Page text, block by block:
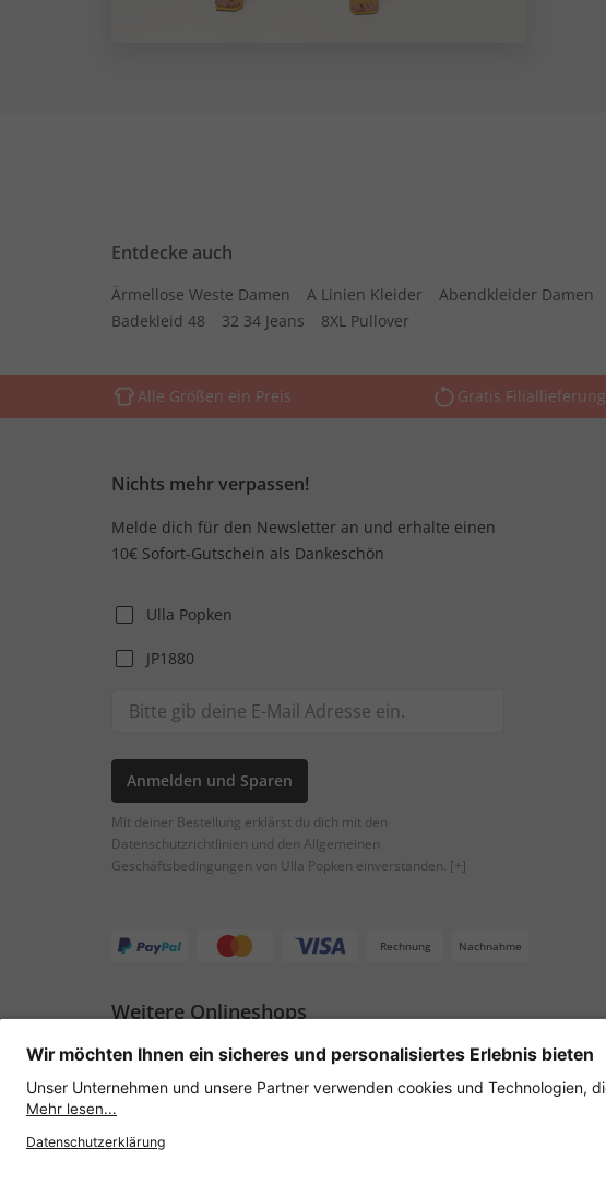
Entdecke auch
Ärmellose Weste Damen A Linien Kleider Abendkleider Damen
Badekleid 48
32 34 Jeans 8XL Pullover
Alle Größen ein Preis Gratis Filiallieferung
Nichts mehr verpassen!
Melde dich für den Newsletter an und erhalte einen
10€ Sofort-Gutschein als Dankeschön
Ulla Popken
JP1880
Anmelden und Sparen
Mit deiner Bestellung erklärst du dich mit den
Datenschutzrichtlinien und den Allgemeinen
Geschäftsbedingungen von Ulla Popken einverstanden. [+]
Rechnung Nachnahme
Weitere Onlineshops
Österreich